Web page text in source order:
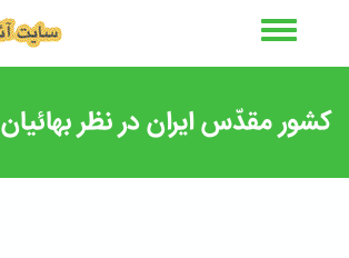
کشور مقدّس ایران در نظر بهائیان